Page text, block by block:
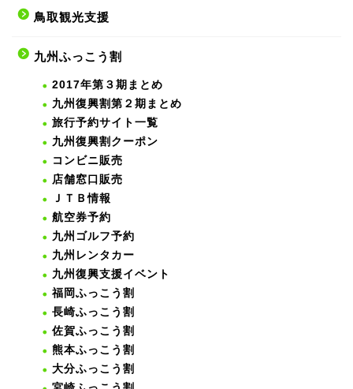
鳥取観光支援
九州ふっこう割
2017年第３期まとめ
九州復興割第２期まとめ
旅行予約サイト一覧
九州復興割クーポン
コンビニ販売
店舗窓口販売
ＪＴＢ情報
航空券予約
九州ゴルフ予約
九州レンタカー
九州復興支援イベント
福岡ふっこう割
長崎ふっこう割
佐賀ふっこう割
熊本ふっこう割
大分ふっこう割